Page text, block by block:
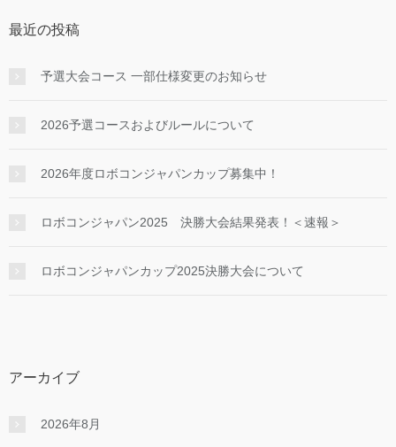
最近の投稿
予選大会コース 一部仕様変更のお知らせ
2026予選コースおよびルールについて
2026年度ロボコンジャパンカップ募集中！
ロボコンジャパン2025 決勝大会結果発表！＜速報＞
ロボコンジャパンカップ2025決勝大会について
アーカイブ
2026年8月